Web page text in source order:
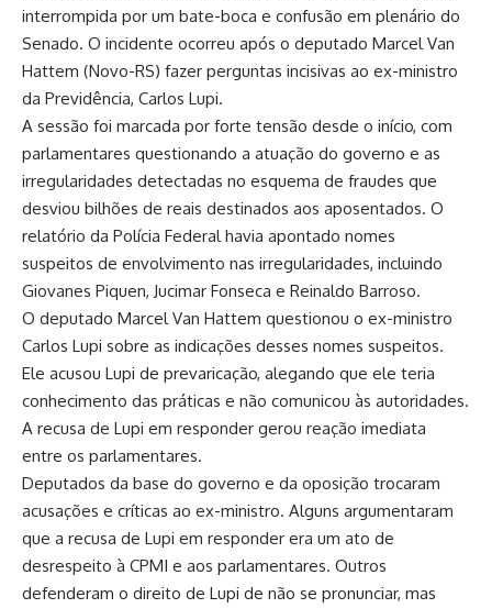
interrompida por um bate-boca e confusão em plenário do
Senado. O incidente ocorreu após o deputado Marcel Van
Hattem (Novo-RS) fazer perguntas incisivas ao ex-ministro
da Previdência, Carlos Lupi.
A sessão foi marcada por forte tensão desde o início, com
parlamentares questionando a atuação do governo e as
irregularidades detectadas no esquema de fraudes que
desviou bilhões de reais destinados aos aposentados. O
relatório da Polícia Federal havia apontado nomes
suspeitos de envolvimento nas irregularidades, incluindo
Giovanes Piquen, Jucimar Fonseca e Reinaldo Barroso.
O deputado Marcel Van Hattem questionou o ex-ministro
Carlos Lupi sobre as indicações desses nomes suspeitos.
Ele acusou Lupi de prevaricação, alegando que ele teria
conhecimento das práticas e não comunicou às autoridades.
A recusa de Lupi em responder gerou reação imediata
entre os parlamentares.
Deputados da base do governo e da oposição trocaram
acusações e críticas ao ex-ministro. Alguns argumentaram
que a recusa de Lupi em responder era um ato de
desrespeito à CPMI e aos parlamentares. Outros
defenderam o direito de Lupi de não se pronunciar, mas